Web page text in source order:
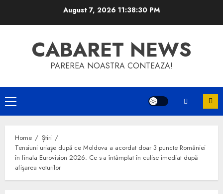
August 7, 2026 11:38:30 PM
CABARET NEWS
PAREREA NOASTRA CONTEAZA!
Primary
Menu
Home
Știri
Tensiuni uriașe după ce Moldova a acordat doar 3 puncte României
în finala Eurovision 2026. Ce s-a întâmplat în culise imediat după
afișarea voturilor